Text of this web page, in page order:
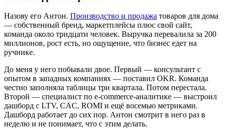
Назову его Антон. Производство и продажа товаров для дома
— собственный бренд, маркетплейсы плюс свой сайт,
команда около тридцати человек. Выручка перевалила за 200
миллионов, рост есть, но ощущение, что бизнес едет на
ручнике.
До меня у него побывали двое. Первый — консультант с
опытом в западных компаниях — поставил OKR. Команда
честно заполняла таблицы три квартала. Потом перестала.
Второй — специалист по e-commerce-аналитике — выстроил
дашборд с LTV, CAC, ROMI и ещё восемью метриками.
Дашборд работает до сих пор. Антон смотрит в него раз в
неделю и не понимает, что с этим делать.